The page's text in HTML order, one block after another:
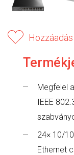
Megfelel
IEEE
24× 10/
Ethernet